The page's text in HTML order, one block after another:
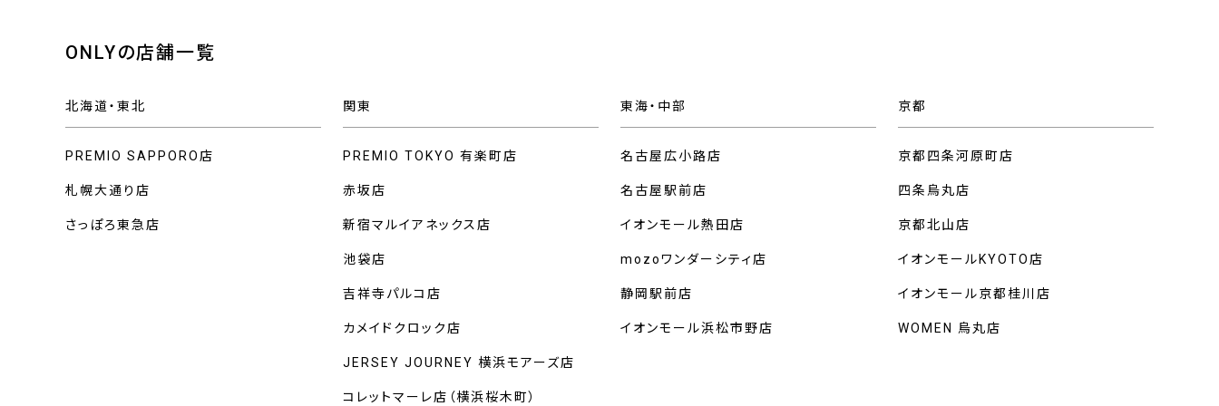
ONLYの店舗一覧
北海道・東北
PREMIO SAPPORO店
札幌大通り店
さっぽろ東急店
関東
PREMIO TOKYO 有楽町店
赤坂店
新宿マルイアネックス店
池袋店
吉祥寺パルコ店
カメイドクロック店
JERSEY JOURNEY 横浜モアーズ店
コレットマーレ店（横浜桜木町）
東海・中部
名古屋広小路店
名古屋駅前店
イオンモール熱田店
mozoワンダーシティ店
静岡駅前店
イオンモール浜松市野店
京都
京都四条河原町店
四条烏丸店
京都北山店
イオンモールKYOTO店
イオンモール京都桂川店
WOMEN 烏丸店